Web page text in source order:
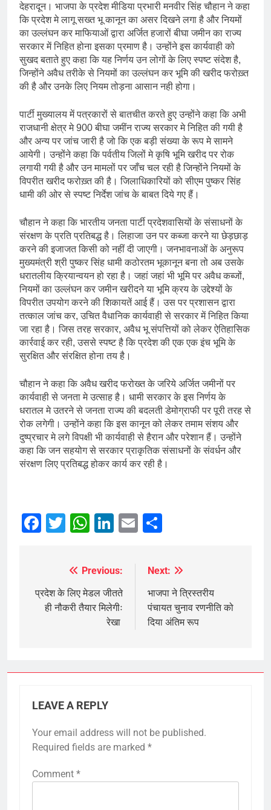
देहरादून। भाजपा के प्रदेश मीडिया प्रभारी मनवीर सिंह चौहान ने कहा
कि प्रदेश मे लागू सख्त भू कानून का असर दिखने लगा है और नियमों
का उल्लंघन कर माफियाओं द्वारा अर्जित हजारों बीघा जमीन का राज्य
सरकार में निहित होना इसका प्रमाण है। उन्होंने इस कार्यवाही को
सुखद बताते हुए कहा कि यह निर्णय उन लोगों के लिए स्पष्ट संदेश है,
जिन्होंने अवैध तरीके से नियमों का उल्लंघन कर भूमि की खरीद फरोख़्त
की है और उनके लिए नियम तोड़ना आसान नही होगा।
पार्टी मुख्यालय में पत्रकारों से बातचीत करते हुए उन्होंने कहा कि अभी
राजधानी क्षेत्र मे 900 बीघा जमींन राज्य सरकार मे निहित की गयी है
और अन्य पर जांच जारी है जो कि एक बड़ी संख्या के रूप मे सामने
आयेगी। उन्होंने कहा कि पर्वतीय जिलों मे कृषि भूमि खरीद पर रोक
लगायी गयी है और उन मामलों पर जाँच चल रही है जिन्होंने नियमों के
विपरीत खरीद फरोख़्त की है। जिलाधिकारियों को सीएम पुष्कर सिंह
धामी की ओर से स्पष्ट निर्देश जांच के बाबत दिये गए हैं।
चौहान ने कहा कि भारतीय जनता पार्टी प्रदेशवासियों के संसाधनों के
संरक्षण के प्रति प्रतिबद्ध है। लिहाजा उन पर कब्जा करने या छेड़छाड़
करने की इजाजत किसी को नहीं दी जाएगी। जनभावनाओं के अनुरूप
मुख्यमंत्री श्री पुष्कर सिंह धामी कठोरतम भूकानून बना तो अब उसके
धरातलीय क्रियान्वयन हो रहा है। जहां जहां भी भूमि पर अवैध कब्जों,
नियमों का उल्लंघन कर जमीन खरीदने या भूमि क्रय के उद्देश्यों के
विपरीत उपयोग करने की शिकायतें आई हैं। उस पर प्रशासन द्वारा
तत्काल जांच कर, उचित वैधानिक कार्यवाही से सरकार में निहित किया
जा रहा है। जिस तरह सरकार, अवैध भू संपत्तियों को लेकर ऐतिहासिक
कार्रवाई कर रही, उससे स्पष्ट है कि प्रदेश की एक एक इंच भूमि के
सुरक्षित और संरक्षित होना तय है।
चौहान ने कहा कि अवैध खरीद फरोख्त के जरिये अर्जित जमीनों पर
कार्यवाही से जनता मे उत्साह है। धामी सरकार के इस निर्णय के
धरातल मे उतरने से जनता राज्य की बदलती डेमोग्राफी पर पूरी तरह से
रोक लगेगी। उन्होंने कहा कि इस कानून को लेकर तमाम संशय और
दुष्प्रचार मे लगे विपक्षी भी कार्यवाही से हैरान और परेशान हैं। उन्होंने
कहा कि जन सहयोग से सरकार प्राकृतिक संसाधनों के संवर्धन और
संरक्षण लिए प्रतिबद्ध होकर कार्य कर रही है।
Facebook
TwitterWhatsApp
LinkedIn
Email
navigation
Previous:
प्रदेश के लिए मेडल जीतते
ही नौकरी तैयार मिलेगीः
रेखा
Next:
भाजपा ने त्रिस्तरीय
पंचायत चुनाव रणनीति को
दिया अंतिम रूप
LEAVE A REPLY
Your email address will not be published.
Required fields are marked *
Comment *